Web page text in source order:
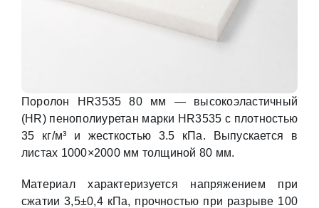
Поролон HR3535 80 мм — высокоэластичный
(HR) пенополиуретан марки HR3535 с плотностью
35 кг/м³ и жесткостью 3.5 кПа. Выпускается в
листах 1000×2000 мм толщиной 80 мм.
Материал характеризуется напряжением при
сжатии 3,5±0,4 кПа, прочностью при разрыве 100